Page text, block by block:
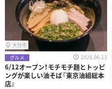
大分市
グルメ
2026.06.13
6/12オープン！モチモチ麺とトッピ
ングが楽しい油そば『東京油組総本
店』